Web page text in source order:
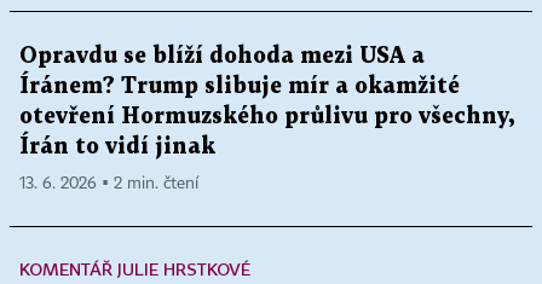
Opravdu se blíží dohoda mezi USA a
Íránem? Trump slibuje mír a okamžité
otevření Hormuzského průlivu pro všechny,
Írán to vidí jinak
13. 6. 2026 ▪ 2 min. čtení
KOMENTÁŘ JULIE HRSTKOVÉ